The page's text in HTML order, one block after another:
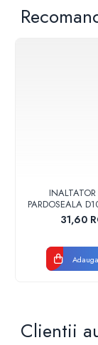
PARDOSEALA
31,60
Clientii